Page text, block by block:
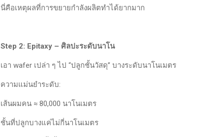
นี่คือเหตุผลที่การขยายกำลังผลิตทำได้ยากมาก
Step 2: Epitaxy – ศิลปะระดับนาโน
เอา wafer เปล่า ๆ ไป “ปลูกชั้นวัสดุ” บางระดับนาโนเมตร
ความแม่นยำระดับ:
เส้นผมคน ≈ 80,000 นาโนเมตร
ชั้นที่ปลูกบางแค่ไม่กี่นาโนเมตร